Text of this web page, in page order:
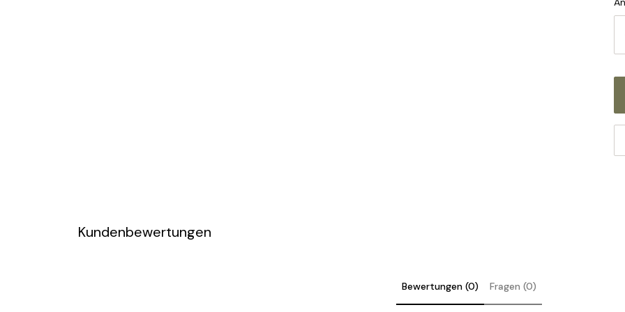
Kundenbewertungen
Bewertungen (0) Fragen (0)